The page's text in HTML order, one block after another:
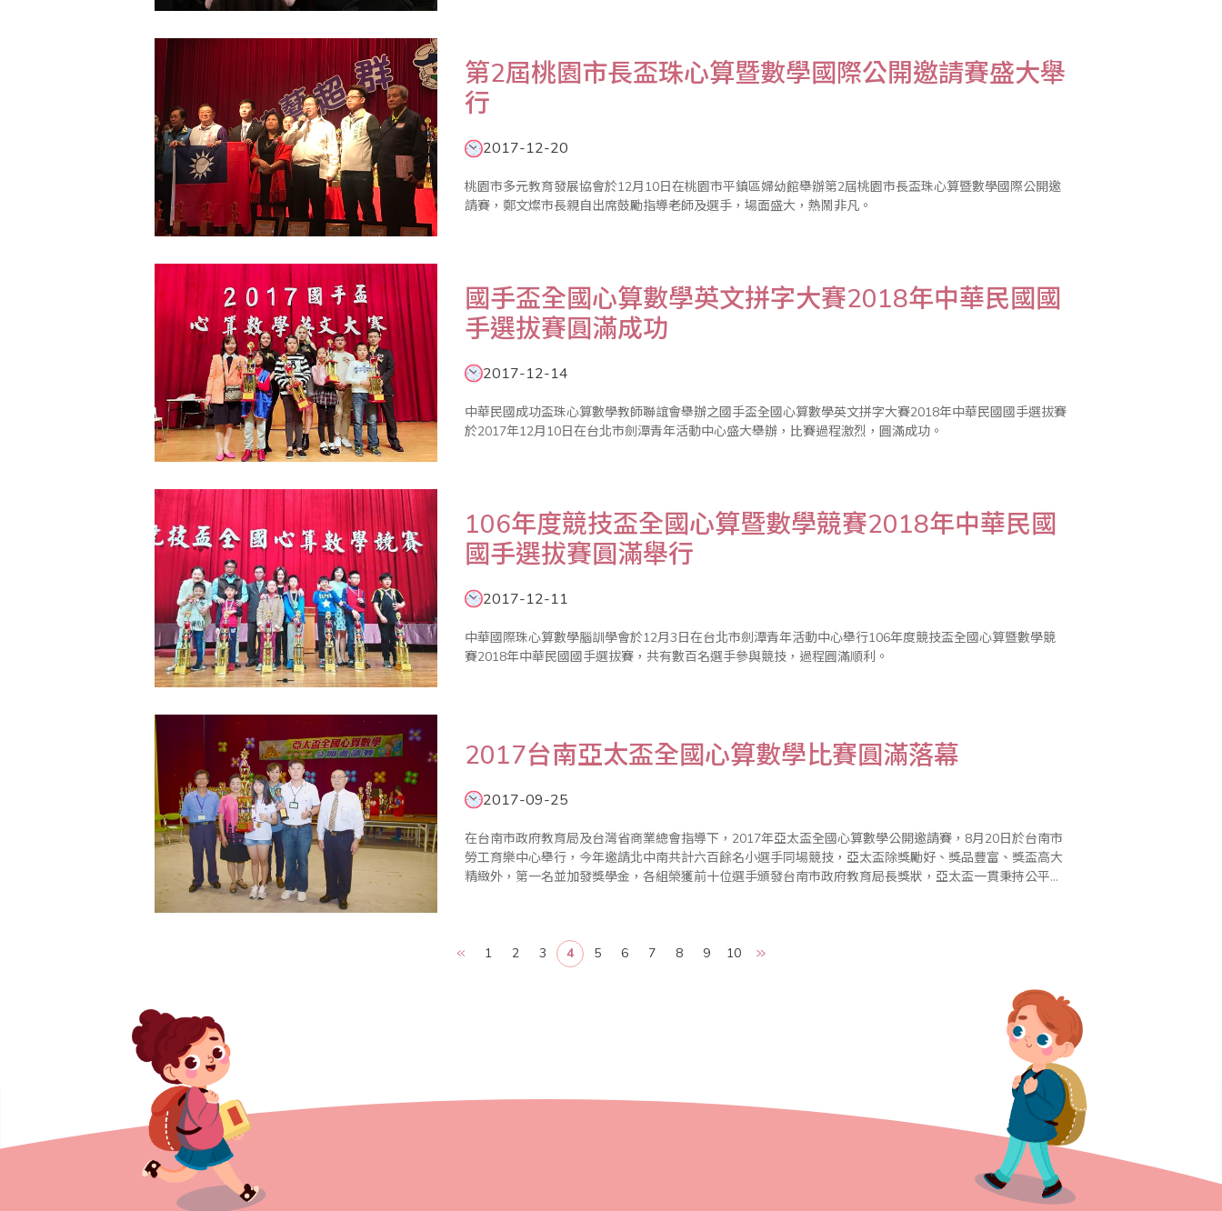
第2屆桃園市長盃珠心算暨數學國際公開邀請賽盛大舉
行
2017-12-20
桃園市多元教育發展協會於12月10日在桃園市平鎮區婦幼館舉辦第2屆桃園市長盃珠心算暨數學國際公開邀
請賽，鄭文燦市長親自出席鼓勵指導老師及選手，場面盛大，熱鬧非凡。
國手盃全國心算數學英文拼字大賽2018年中華民國國
手選拔賽圓滿成功
2017-12-14
中華民國成功盃珠心算數學教師聯誼會舉辦之國手盃全國心算數學英文拼字大賽2018年中華民國國手選拔賽
於2017年12月10日在台北市劍潭青年活動中心盛大舉辦，比賽過程激烈，圓滿成功。
106年度競技盃全國心算暨數學競賽2018年中華民國
國手選拔賽圓滿舉行
2017-12-11
中華國際珠心算數學腦訓學會於12月3日在台北市劍潭青年活動中心舉行106年度競技盃全國心算暨數學競
賽2018年中華民國國手選拔賽，共有數百名選手參與競技，過程圓滿順利。
2017台南亞太盃全國心算數學比賽圓滿落幕
2017-09-25
在台南市政府教育局及台灣省商業總會指導下，2017年亞太盃全國心算數學公開邀請賽，8月20日於台南市
勞工育樂中心舉行，今年邀請北中南共計六百餘名小選手同場競技，亞太盃除獎勵好、獎品豐富、獎盃高大
精緻外，第一名並加發獎學金，各組榮獲前十位選手頒發台南市政府教育局長獎狀，亞太盃一貫秉持公平、
1 2 3 4 5 6 7 8 9 10